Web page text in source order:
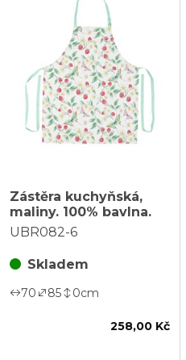
Zástěra kuchyňská,
maliny. 100% bavlna.
UBR082-6
Skladem
70 85 0cm
258,00 Kč